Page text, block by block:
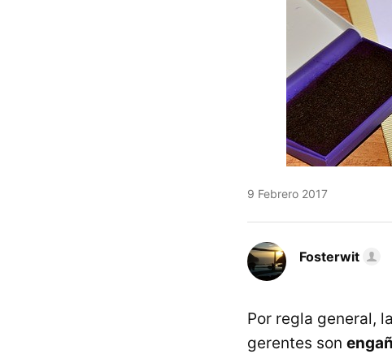
9 Febrero 2017
Fosterwit
Por regla general,
gerentes son